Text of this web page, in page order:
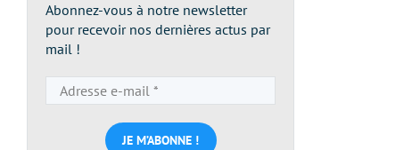
Abonnez-vous à notre newsletter
pour recevoir nos dernières actus par
mail !
e-
mail
*